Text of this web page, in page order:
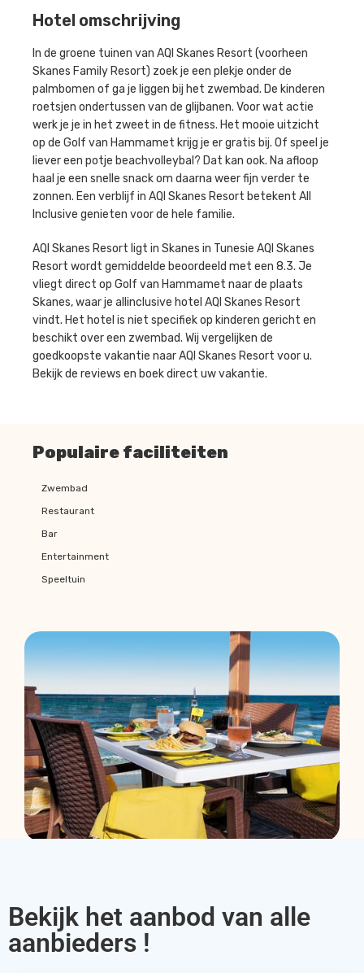
Hotel omschrijving
In de groene tuinen van AQI Skanes Resort (voorheen
Skanes Family Resort) zoek je een plekje onder de
palmbomen of ga je liggen bij het zwembad. De kinderen
roetsjen ondertussen van de glijbanen. Voor wat actie
werk je je in het zweet in de fitness. Het mooie uitzicht
op de Golf van Hammamet krijg je er gratis bij. Of speel je
liever een potje beachvolleybal? Dat kan ook. Na afloop
haal je een snelle snack om daarna weer fijn verder te
zonnen. Een verblijf in AQI Skanes Resort betekent All
Inclusive genieten voor de hele familie.
AQI Skanes Resort ligt in Skanes in Tunesie AQI Skanes
Resort wordt gemiddelde beoordeeld met een 8.3. Je
vliegt direct op Golf van Hammamet naar de plaats
Skanes, waar je allinclusive hotel AQI Skanes Resort
vindt. Het hotel is niet specifiek op kinderen gericht en
beschikt over een zwembad. Wij vergelijken de
goedkoopste vakantie naar AQI Skanes Resort voor u.
Bekijk de reviews en boek direct uw vakantie.
Populaire faciliteiten
Zwembad
Restaurant
Bar
Entertainment
Speeltuin
Bekijk het aanbod van alle
aanbieders !